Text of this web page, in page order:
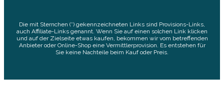
Die mit Sternchen (*) gekennzeichneten Links sind Provisions-Links,
auch Affiliate-Links genannt. Wenn Sie auf einen solchen Link klicken
und auf der Zielseite etwas kaufen, bekommen wir vom betreffenden
Anbieter oder Online-Shop eine Vermittlerprovision. Es entstehen für
Sie keine Nachteile beim Kauf oder Preis.